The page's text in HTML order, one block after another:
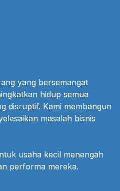
yang bersemangat
hidup semua
disruptif. Kami membangun
masalah bisnis
usaha kecil menengah
performa mereka.